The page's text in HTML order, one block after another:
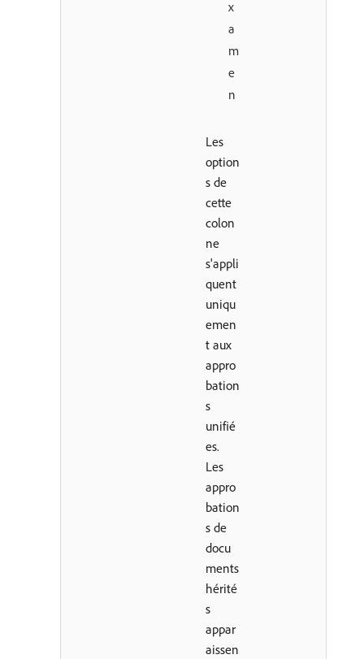
x
a
m
e
n
Les
option
s de
cette
colon
ne
s'appli
quent
uniqu
emen
t aux
appro
bation
s
unifié
es.
Les
appro
bation
s de
docu
ments
hérité
s
appar
aissen